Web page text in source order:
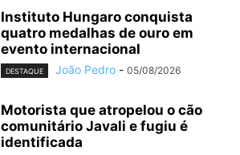
Instituto Hungaro conquista
quatro medalhas de ouro em
evento internacional
DESTAQUE João Pedro - 05/08/2026
Motorista que atropelou o cão
comunitário Javali e fugiu é
identificada